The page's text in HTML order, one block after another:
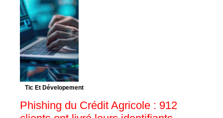
Tic Et Dévelopement
Phishing du Crédit Agricole : 912